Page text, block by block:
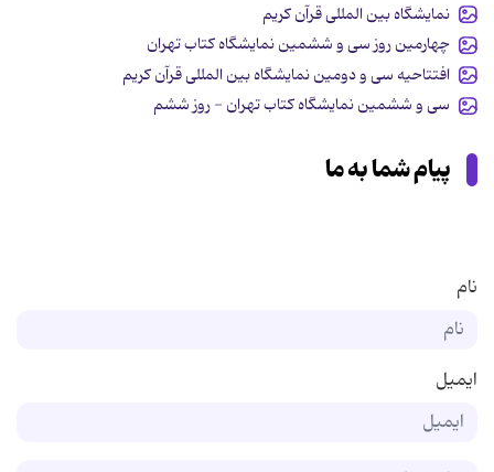
نمایشگاه بین المللی قرآن کریم
چهارمین روز سی و ششمین نمایشگاه کتاب تهران
افتتاحیه سی و دومین نمایشگاه بین المللی قرآن کریم
سی و ششمین نمایشگاه کتاب تهران - روز ششم
پیام شما به ما
نام
ایمیل